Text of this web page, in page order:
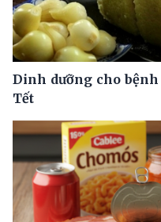
Dinh dưỡng cho
Tết